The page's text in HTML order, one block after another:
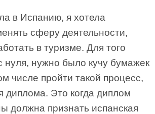
в Испанию, я хотела
сферу деятельности,
в туризме. Для того
нуля, нужно было кучу бумажек
числе пройти такой процесс,
диплома. Это когда диплом
должна признать испанская